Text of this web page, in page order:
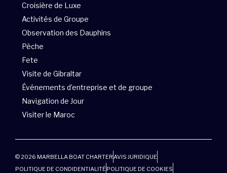
f
Croisière de Luxe
Activités de Groupe
Observation des Dauphins
Pêche
Fete
Visite de Gibraltar
Événements d’entreprise et de groupe
Navigation de Jour
Visiter le Maroc
© 2026 MARBELLA BOAT CHARTER AVIS JURIDIQUE
POLITIQUE DE CONDIDENTIALITÉ POLITIQUE DE COOKIES